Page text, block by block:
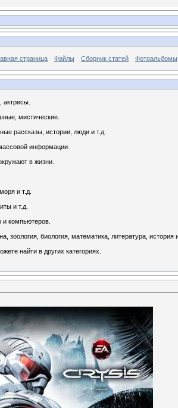
страница Файлы Сборник статей Фотоальбомы
мистические.
рассказы, истории, люди и т.д.
информации.
в жизни.
и т.д.
и т.д.
компьютеров.
зоология, биология, математика, литература, история
найти в других категориях.